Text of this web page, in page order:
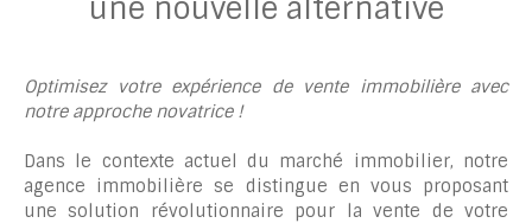
une nouvelle alternative
Optimisez votre expérience de vente immobilière avec
notre approche novatrice !
Dans le contexte actuel du marché immobilier, notre
agence immobilière se distingue en vous proposant
une solution révolutionnaire pour la vente de votre